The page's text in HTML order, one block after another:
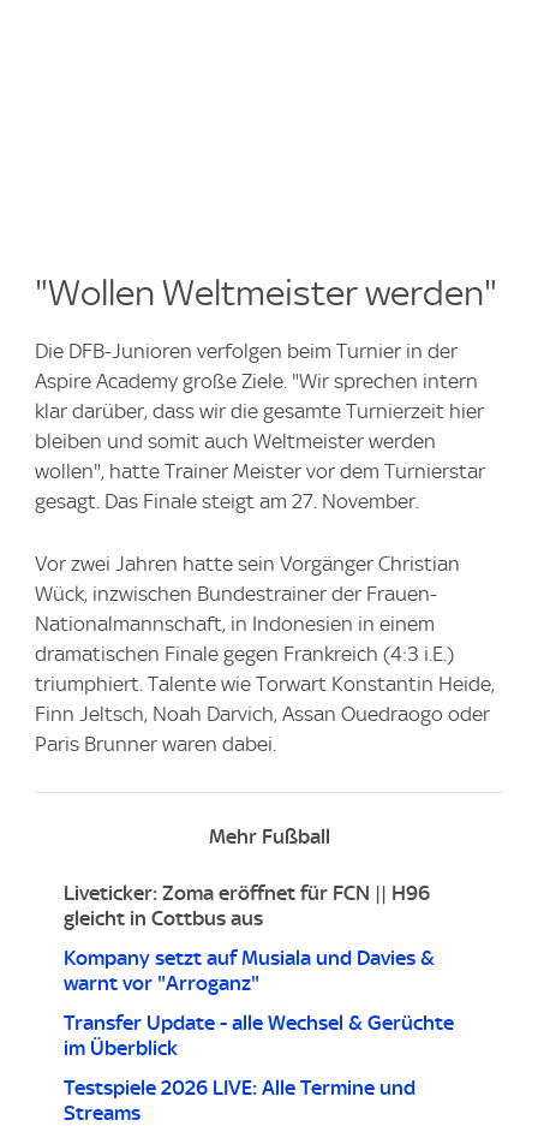
"Wollen Weltmeister werden"
Die DFB-Junioren verfolgen beim Turnier in der
Aspire Academy große Ziele. "Wir sprechen intern
klar darüber, dass wir die gesamte Turnierzeit hier
bleiben und somit auch Weltmeister werden
wollen", hatte Trainer Meister vor dem Turnierstar
gesagt. Das Finale steigt am 27. November.
Vor zwei Jahren hatte sein Vorgänger Christian
Wück, inzwischen Bundestrainer der Frauen-
Nationalmannschaft, in Indonesien in einem
dramatischen Finale gegen Frankreich (4:3 i.E.)
triumphiert. Talente wie Torwart Konstantin Heide,
Finn Jeltsch, Noah Darvich, Assan Ouedraogo oder
Paris Brunner waren dabei.
Mehr Fußball
Liveticker: Zoma eröffnet für FCN || H96
gleicht in Cottbus aus
Kompany setzt auf Musiala und Davies &
warnt vor "Arroganz"
Transfer Update - alle Wechsel & Gerüchte
im Überblick
Testspiele 2026 LIVE: Alle Termine und
Streams